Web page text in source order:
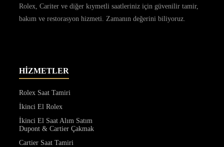
Rolex, Cariter ve diğer kıymetli saatleriniz için güvenilir tamir,
bakım ve restorasyon hizmeti. Zamanın değerini biliyoruz.
HİZMETLER
Rolex Saat Tamiri
İkinci El Rolex
İkinci El Saat Alım Satım
Dupont & Cartier Çakmak
Cartier Saat Tamiri